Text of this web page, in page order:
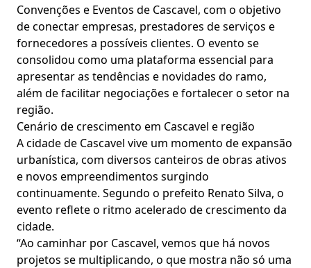
Convenções e Eventos de Cascavel, com o objetivo
de conectar empresas, prestadores de serviços e
fornecedores a possíveis clientes. O evento se
consolidou como uma plataforma essencial para
apresentar as tendências e novidades do ramo,
além de facilitar negociações e fortalecer o setor na
região.
Cenário de crescimento em Cascavel e região
A cidade de Cascavel vive um momento de expansão
urbanística, com diversos canteiros de obras ativos
e novos empreendimentos surgindo
continuamente. Segundo o prefeito Renato Silva, o
evento reflete o ritmo acelerado de crescimento da
cidade.
“Ao caminhar por Cascavel, vemos que há novos
projetos se multiplicando, o que mostra não só uma